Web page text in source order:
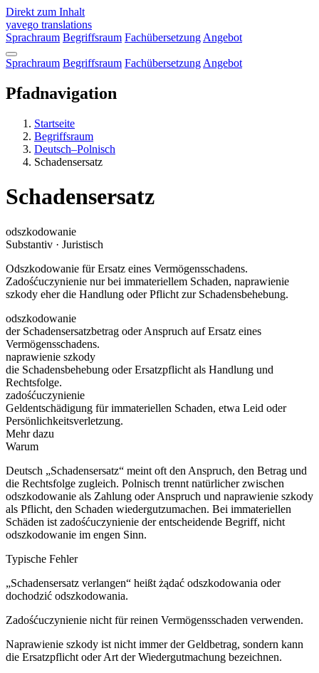
Direkt zum Inhalt
yavego translations
Sprachraum Begriffsraum Fachübersetzung Angebot
Sprachraum Begriffsraum Fachübersetzung Angebot
Pfadnavigation
Startseite
Begriffsraum
Deutsch–Polnisch
Schadensersatz
Schadensersatz
odszkodowanie
Substantiv · Juristisch
Odszkodowanie für Ersatz eines Vermögensschadens.
Zadośćuczynienie nur bei immateriellem Schaden, naprawienie
szkody eher die Handlung oder Pflicht zur Schadensbehebung.
odszkodowanie
der Schadensersatzbetrag oder Anspruch auf Ersatz eines
Vermögensschadens.
naprawienie szkody
die Schadensbehebung oder Ersatzpflicht als Handlung und
Rechtsfolge.
zadośćuczynienie
Geldentschädigung für immateriellen Schaden, etwa Leid oder
Persönlichkeitsverletzung.
Mehr dazu
Warum
Deutsch „Schadensersatz“ meint oft den Anspruch, den Betrag und
die Rechtsfolge zugleich. Polnisch trennt natürlicher zwischen
odszkodowanie als Zahlung oder Anspruch und naprawienie szkody
als Pflicht, den Schaden wiedergutzumachen. Bei immateriellen
Schäden ist zadośćuczynienie der entscheidende Begriff, nicht
odszkodowanie im engen Sinn.
Typische Fehler
„Schadensersatz verlangen“ heißt żądać odszkodowania oder
dochodzić odszkodowania.
Zadośćuczynienie nicht für reinen Vermögensschaden verwenden.
Naprawienie szkody ist nicht immer der Geldbetrag, sondern kann
die Ersatzpflicht oder Art der Wiedergutmachung bezeichnen.